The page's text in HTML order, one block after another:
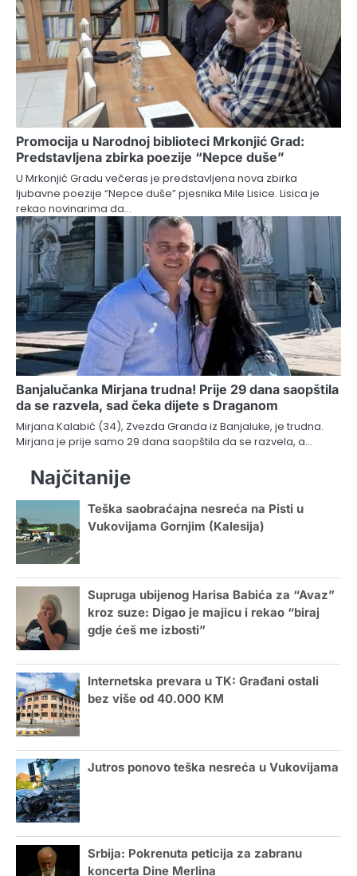
Promocija u Narodnoj biblioteci Mrkonjić Grad:
Predstavljena zbirka poezije “Nepce duše”
U Mrkonjić Gradu večeras je predstavljena nova zbirka
ljubavne poezije “Nepce duše” pjesnika Mile Lisice. Lisica je
rekao novinarima da…
Banjalučanka Mirjana trudna! Prije 29 dana saopštila
da se razvela, sad čeka dijete s Draganom
Mirjana Kalabić (34), Zvezda Granda iz Banjaluke, je trudna.
Mirjana je prije samo 29 dana saopštila da se razvela, a…
Najčitanije
Teška saobraćajna nesreća na Pisti u
Vukovijama Gornjim (Kalesija)
Supruga ubijenog Harisa Babića za “Avaz”
kroz suze: Digao je majicu i rekao “biraj
gdje ćeš me izbosti”
Internetska prevara u TK: Građani ostali
bez više od 40.000 KM
Jutros ponovo teška nesreća u Vukovijama
Srbija: Pokrenuta peticija za zabranu
koncerta Dine Merlina